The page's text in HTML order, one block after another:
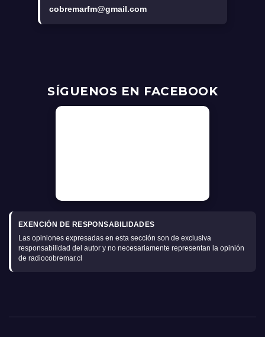
cobremarfm@gmail.com
SÍGUENOS EN FACEBOOK
EXENCIÓN DE RESPONSABILIDADES
Las opiniones expresadas en esta sección son de exclusiva
responsabilidad del autor y no necesariamente representan la opinión
de radiocobremar.cl